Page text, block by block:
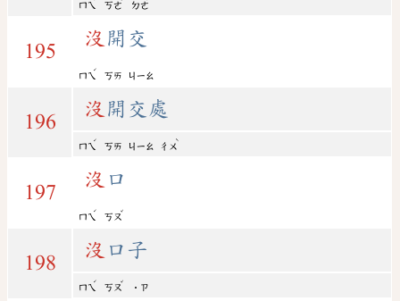
ㄇㄟ ㄎㄜ ㄉㄜ
195
沒 開交
ㄇㄟ
ˊ
ㄎㄞ ㄐㄧㄠ
196
沒 開交處
ㄇㄟ
ˊ
ㄎㄞ ㄐㄧㄠ ㄔㄨ
ˋ
197
沒 口
ㄇㄟ
ˊ
ㄎㄡ
ˇ
198
沒 口子
ㄇㄟ
ˊ
ㄎㄡ
ˇ
˙ㄗ